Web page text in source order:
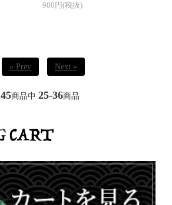
980円(税抜)
« Prev Next »
45商品中 25-36商品